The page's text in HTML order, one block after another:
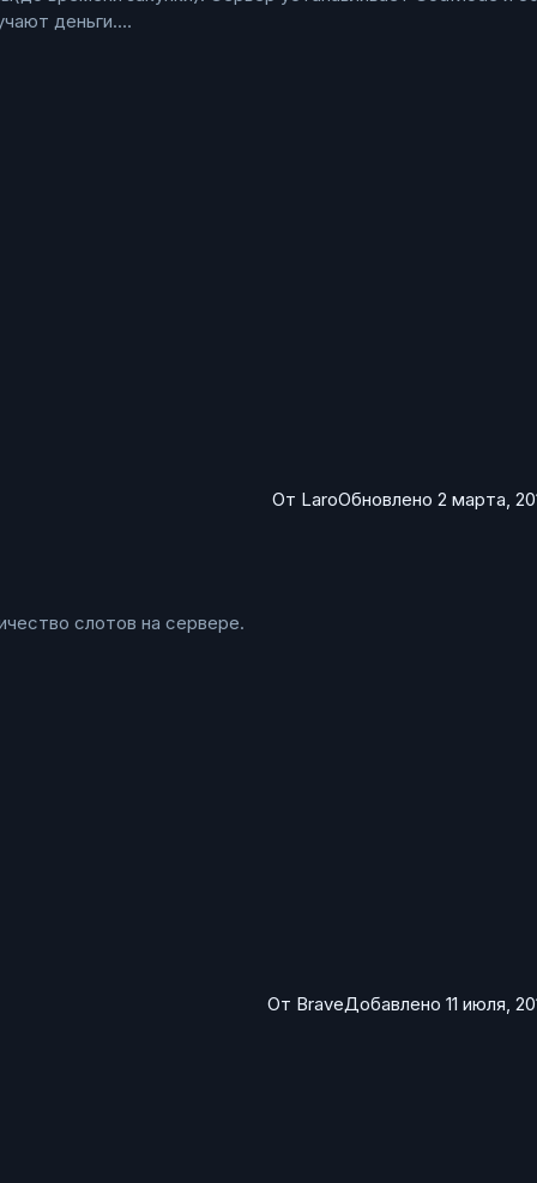
деньги.
От LaroОбновлено2 марта,
слотов на сервере.
От BraveДобавлено11 июля,